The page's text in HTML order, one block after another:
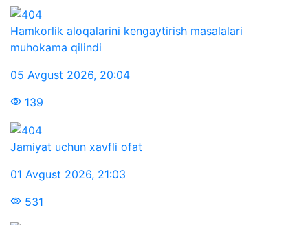
Hamkorlik aloqalarini kengaytirish masalalari
muhokama qilindi
05 Avgust 2026, 20:04
139
Jamiyat uchun xavfli ofat
01 Avgust 2026, 21:03
531